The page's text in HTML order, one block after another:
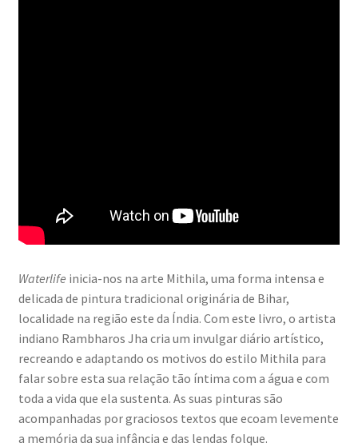
Waterlife inicia-nos na arte Mithila, uma forma intensa e
delicada de pintura tradicional originária de Bihar,
localidade na região este da Índia. Com este livro, o artista
indiano Rambharos Jha cria um invulgar diário artístico,
recreando e adaptando os motivos do estilo Mithila para
falar sobre esta sua relação tão íntima com a água e com
toda a vida que ela sustenta. As suas pinturas são
acompanhadas por graciosos textos que ecoam levemente
a memória da sua infância e das lendas folque.